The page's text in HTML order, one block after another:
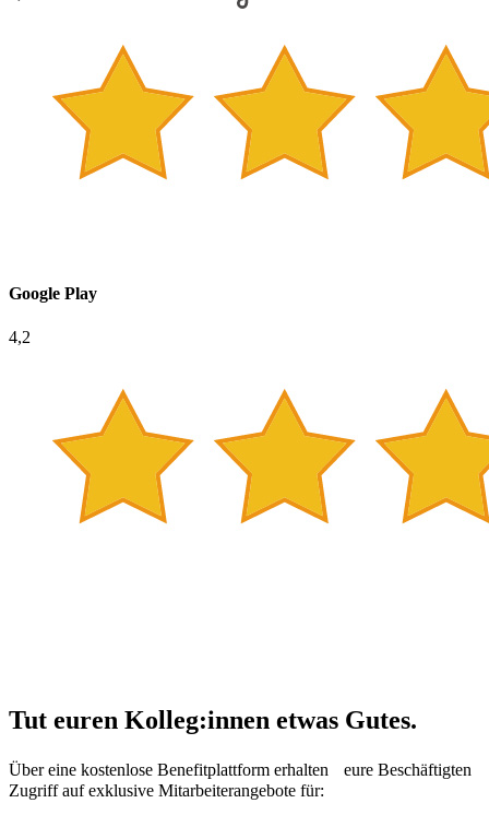
Google Play
4,2
Tut euren Kolleg:innen etwas Gutes.
Über eine kostenlose Benefitplattform erhalten eure Beschäftigten
Zugriff auf exklusive Mitarbeiterangebote für: